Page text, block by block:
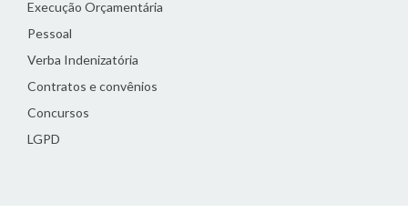
Execução Orçamentária
Pessoal
Verba Indenizatória
Contratos e convênios
Concursos
LGPD